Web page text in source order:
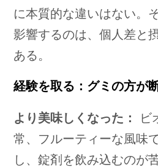
に本質的な違いはない。
影響するのは、個人差と
ある。
経験を取る：グミの方が
より美味しくなった：
ビ
常、フルーティーな風味
し、錠剤を飲み込むのが